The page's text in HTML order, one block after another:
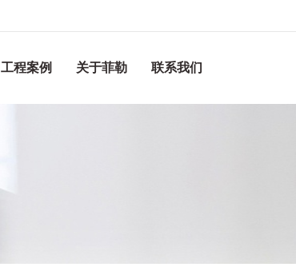
工程案例 关于菲勒 联系我们